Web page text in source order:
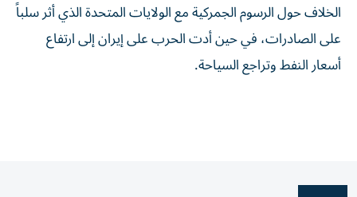
الخلاف حول الرسوم الجمركية مع الولايات المتحدة ‌الذي أثر سلباً
على الصادرات، في ⁠حين أدت الحرب على إيران إلى ارتفاع
أسعار النفط وتراجع السياحة.